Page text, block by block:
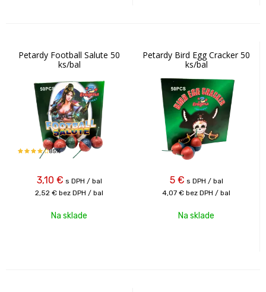
Petardy Football Salute 50
ks/bal
85%
3,10 € s DPH / bal
2,52 € bez DPH / bal
Na sklade
Petardy Bird Egg Cracker 50
ks/bal
5 € s DPH / bal
4,07 € bez DPH / bal
Na sklade